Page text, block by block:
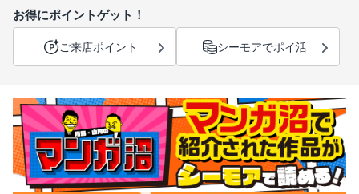
お得にポイントゲット！
ご来店ポイント シーモアでポイ活